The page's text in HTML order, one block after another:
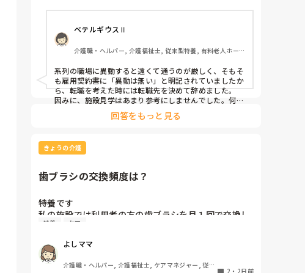
また、就活中、積極的に施設見学等をしましたか？
ベテルギウスⅡ
介護職・ヘルパー, 介護福祉士, 従来型特養, 有料老人ホー
修, 実務者研修, ユニット型特養
系列の職場に異動すると遠くて通うのが厳しく、そもそ
も雇用契約書に「異動は無い」と明記されていましたか
ら、転職を考えた時には転職先を決めて辞めました。
因みに、施設見学はあまり参考にしませんでした。何故
なら、短時間でほんの一部分しか見させてくれないので
良し悪しは判断出来ないからです。職場の人間関係は働
回答をもっと見る
きょうの介護
歯ブラシの交換頻度は？
特養です
私の施設では利用者の方の歯ブラシを月１回で交換し
ています、みなさんのところはどれくらいの頻度で交
特養 ケア
よしママ
介護職・ヘルパー, 介護福祉士, ケアマネジャー, 従来
2 ・ 2日前